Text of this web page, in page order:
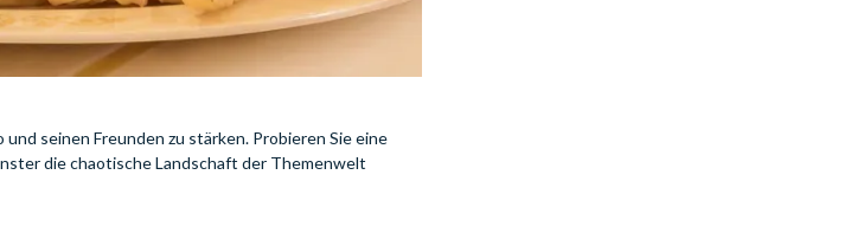
seinen Freunden zu stärken. Probieren Sie eine
die chaotische Landschaft der Themenwelt